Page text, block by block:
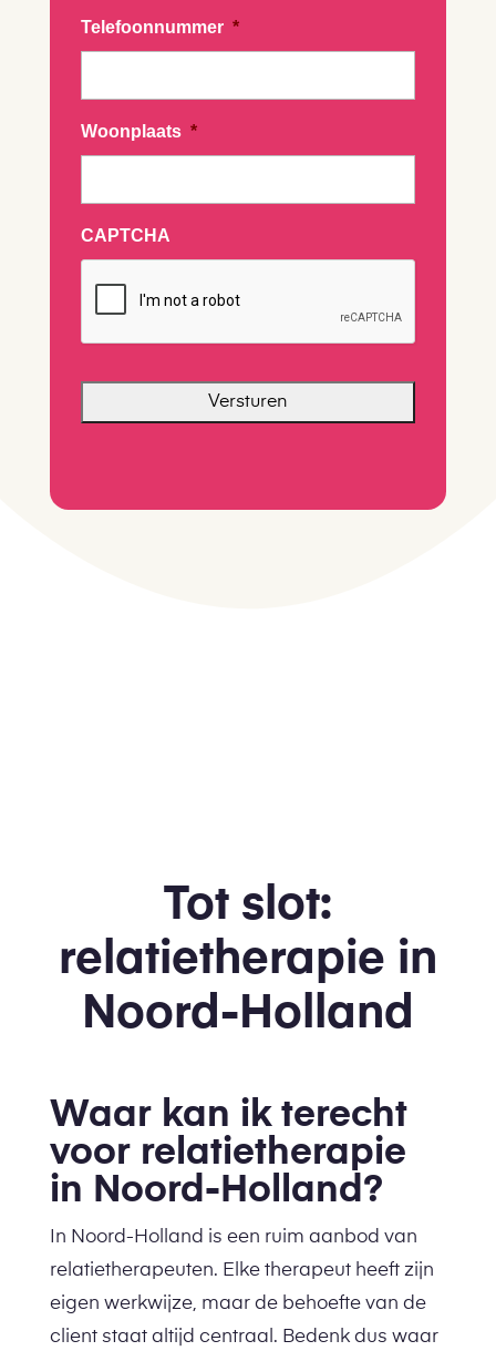
Telefoonnummer *
Woonplaats *
CAPTCHA
Tot slot:
relatietherapie in
Noord-Holland
Waar kan ik terecht
voor relatietherapie
in Noord-Holland?
In Noord-Holland is een ruim aanbod van
relatietherapeuten. Elke therapeut heeft zijn
eigen werkwijze, maar de behoefte van de
client staat altijd centraal. Bedenk dus waar